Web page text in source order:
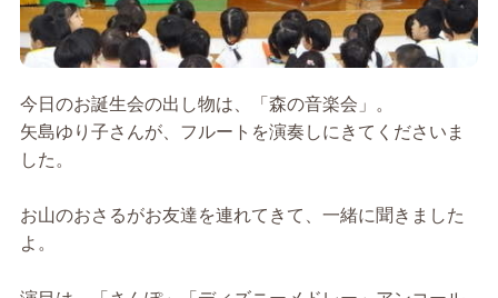
今日のお誕生会の出し物は、「森の音楽会」。
矢島ゆり子さんが、フルートを演奏しにきてくださいま
した。
お山のおさるがお友達を連れてきて、一緒に聞きました
よ。